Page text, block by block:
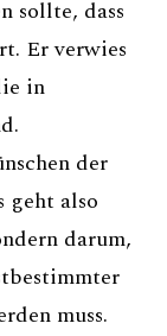
sollte, dass
Er verwies
in
der
geht also
darum,
muss.